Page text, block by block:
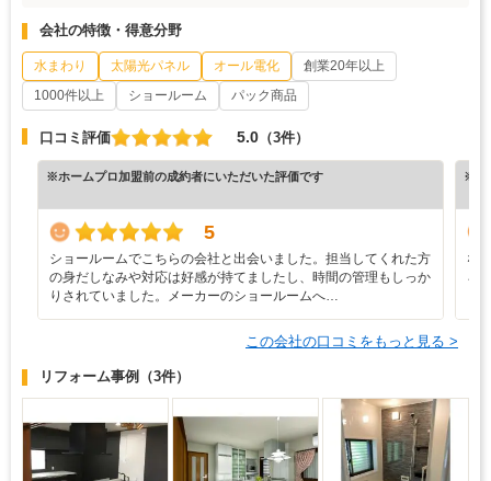
会社の特徴・得意分野
水まわり 太陽光パネル オール電化
創業20年以上
1000件以上
ショールーム パック商品
口コミ評価 5.0 （3件）
※ホームプロ加盟前の成約者にいただいた評価です
5
ショールームでこちらの会社と出会いました。担当してくれた方
の身だしなみや対応は好感が持てましたし、時間の管理もしっか
りされていました。メーカーのショールームへ…
※ホ
な
ろ
この会社の口コミをもっと見る >
リフォーム事例 （3件）